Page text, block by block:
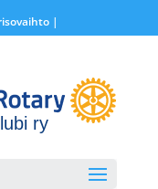
|
ry